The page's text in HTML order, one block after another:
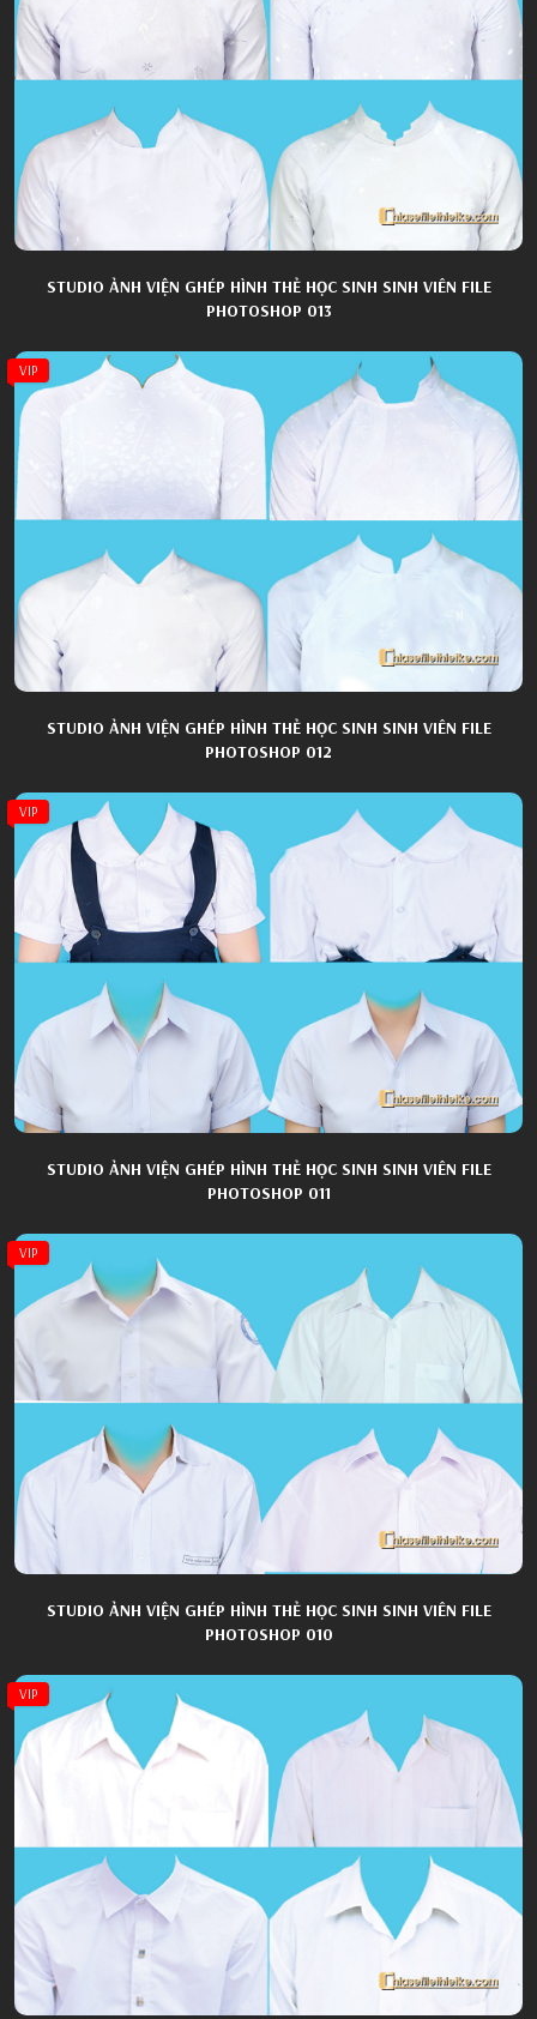
STUDIO ẢNH VIỆN GHÉP HÌNH THẺ HỌC SINH SINH VIÊN FILE
PHOTOSHOP 013
VIP
STUDIO ẢNH VIỆN GHÉP HÌNH THẺ HỌC SINH SINH VIÊN FILE
PHOTOSHOP 012
VIP
STUDIO ẢNH VIỆN GHÉP HÌNH THẺ HỌC SINH SINH VIÊN FILE
PHOTOSHOP 011
VIP
STUDIO ẢNH VIỆN GHÉP HÌNH THẺ HỌC SINH SINH VIÊN FILE
PHOTOSHOP 010
VIP